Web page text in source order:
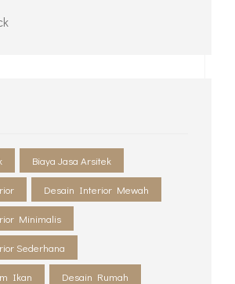
Biaya Jasa Arsitek
Desain Interior Mewah
Minimalis
Sederhana
Ikan Desain Rumah